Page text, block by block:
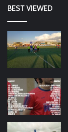
BEST VIEWED